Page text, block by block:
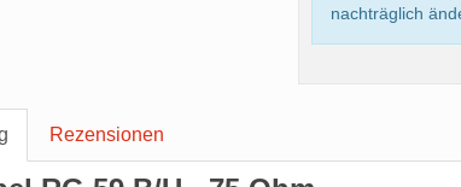
nachträglich
Rezensionen